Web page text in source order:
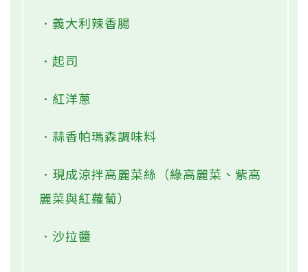
．義大利辣香腸
．起司
．紅洋蔥
．蒜香帕瑪森調味料
．現成涼拌高麗菜絲（綠高麗菜、紫高
麗菜與紅蘿蔔）
．沙拉醬